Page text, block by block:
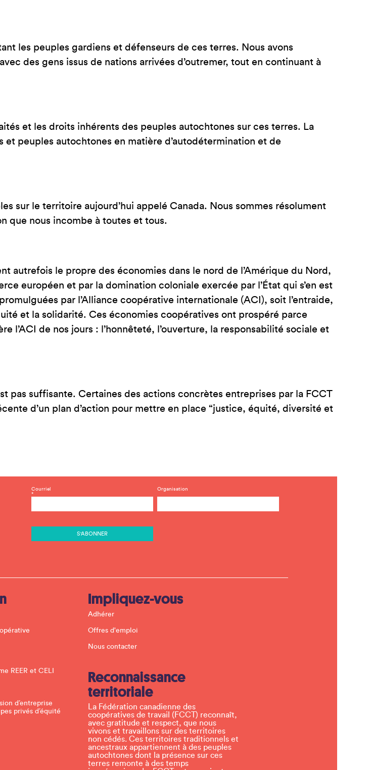
les peuples gardiens et défenseurs de ces terres. Nous avons
des gens issus de nations arrivées d’outremer, tout en continuant à
et les droits inhérents des peuples autochtones sur ces terres. La
et peuples autochtones en matière d’autodétermination et de
sur le territoire aujourd’hui appelé Canada. Nous sommes résolument
que nous incombe à toutes et tous.
autrefois le propre des économies dans le nord de l’Amérique du Nord,
européen et par la domination coloniale exercée par l’État qui s’en est
par l’Alliance coopérative internationale (ACI), soit l’entraide,
et la solidarité. Ces économies coopératives ont prospéré parce
l’ACI de nos jours : l’honnêteté, l’ouverture, la responsabilité sociale et
pas suffisante. Certaines des actions concrètes entreprises par la FCCT
d’un plan d’action pour mettre en place “justice, équité, diversité et
Courriel
*
Organisation
C
o
t
a
e
a
REER et CELI
d’entreprise
privés d’équité
Impliquez-vous
Adhérer
Offres d'emploi
Nous contacter
Reconnaissance
territoriale
La Fédération canadienne des
coopératives de travail (FCCT) reconnaît,
avec gratitude et respect, que nous
vivons et travaillons sur des territoires
non cédés. Ces territoires traditionnels et
ancestraux appartiennent à des peuples
autochtones dont la présence sur ces
terres remonte à des temps